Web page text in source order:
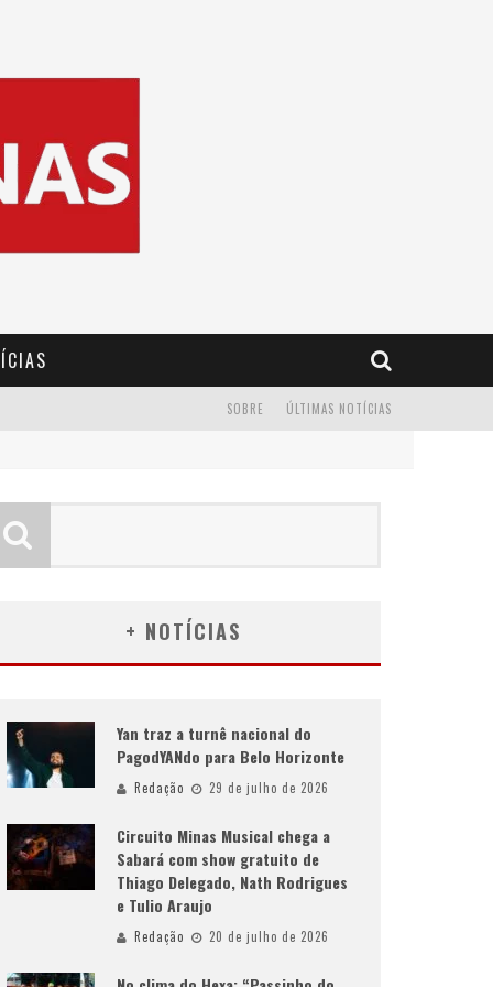
ÚLTIMAS NOTÍCIAS
SOBRE
+ NOTÍCIAS
Yan traz a turnê nacional do
PagodYANdo para Belo Horizonte
Redação 29 de julho de 2026
Circuito Minas Musical chega a
Sabará com show gratuito de
Thiago Delegado, Nath Rodrigues
e Tulio Araujo
Redação 20 de julho de 2026